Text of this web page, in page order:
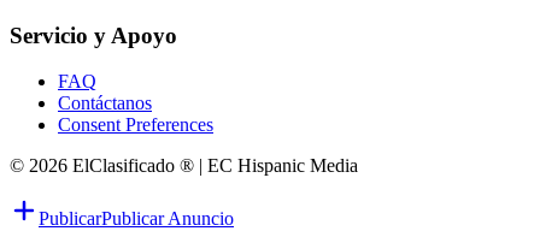
Servicio y Apoyo
FAQ
Contáctanos
Consent Preferences
© 2026 ElClasificado ® | EC Hispanic Media
PublicarPublicar Anuncio